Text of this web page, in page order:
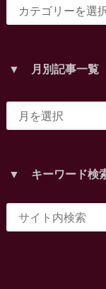
▼ 月別記事一覧
▼ キーワード検